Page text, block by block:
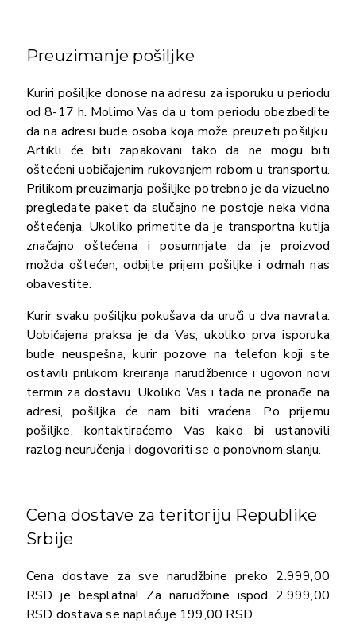
Preuzimanje pošiljke
Kuriri pošiljke donose na adresu za isporuku u periodu
od 8-17 h. Molimo Vas da u tom periodu obezbedite
da na adresi bude osoba koja može preuzeti pošiljku.
Artikli će biti zapakovani tako da ne mogu biti
oštećeni uobičajenim rukovanjem robom u transportu.
Prilikom preuzimanja pošiljke potrebno je da vizuelno
pregledate paket da slučajno ne postoje neka vidna
oštećenja. Ukoliko primetite da je transportna kutija
značajno oštećena i posumnjate da je proizvod
možda oštećen, odbijte prijem pošiljke i odmah nas
obavestite.
Kurir svaku pošiljku pokušava da uruči u dva navrata.
Uobičajena praksa je da Vas, ukoliko prva isporuka
bude neuspešna, kurir pozove na telefon koji ste
ostavili prilikom kreiranja narudžbenice i ugovori novi
termin za dostavu. Ukoliko Vas i tada ne pronađe na
adresi, pošiljka će nam biti vraćena. Po prijemu
pošiljke, kontaktiraćemo Vas kako bi ustanovili
razlog neuručenja i dogovoriti se o ponovnom slanju.
Cena dostave za teritoriju Republike
Srbije
Cena dostave za sve narudžbine preko 2.999,00
RSD je besplatna! Za narudžbine ispod 2.999,00
RSD dostava se naplaćuje 199,00 RSD.